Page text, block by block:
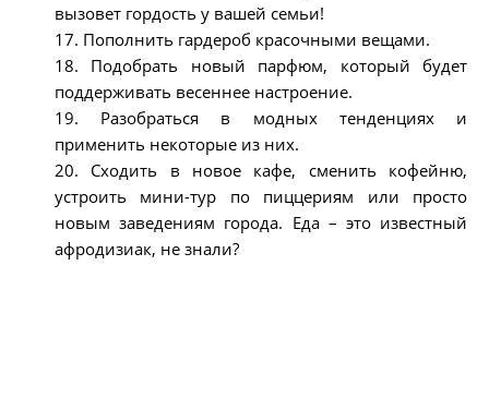
вызовет гордость у вашей семьи!
17. Пополнить гардероб красочными вещами.
18. Подобрать новый парфюм, который будет
поддерживать весеннее настроение.
19. Разобраться в модных тенденциях и
применить некоторые из них.
20. Сходить в новое кафе, сменить кофейню,
устроить мини-тур по пиццериям или просто
новым заведениям города. Еда – это известный
афродизиак, не знали?